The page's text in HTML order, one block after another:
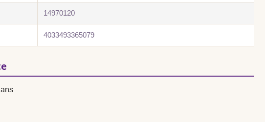
14970120
4033493365079